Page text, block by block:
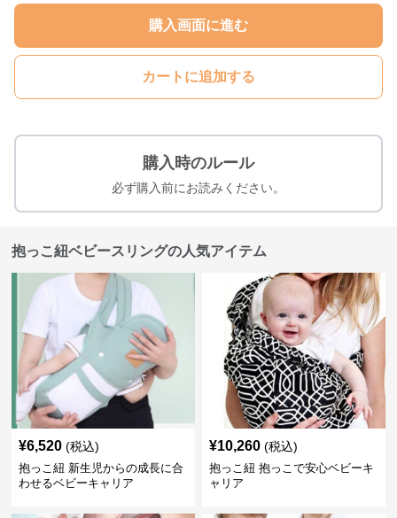
購入画面に進む
カートに追加する
購入時のルール
必ず購入前にお読みください。
抱っこ紐ベビースリングの人気アイテム
¥6,520 (税込)
抱っこ紐 新生児からの成長に合
わせるベビーキャリア
¥10,260 (税込)
抱っこ紐 抱っこで安心ベビーキ
ャリア